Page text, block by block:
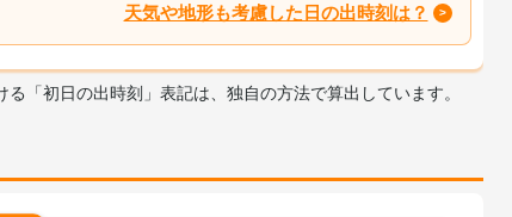
天気や地形も考慮した日の出時刻は？
「初日の出時刻」表記は、独自の方法で算出しています。